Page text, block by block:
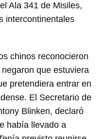
Ala 341 de Misiles,
intercontinentales
chinos reconocieron
que estuviera
pretendiera entrar en
El Secretario de
Blinken, declaró
había llevado a